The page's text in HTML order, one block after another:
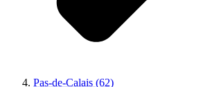
Pas-de-Calais (62)